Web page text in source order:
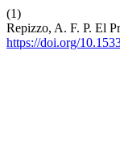
(1)
Repizzo, A. F. P. El
https://doi.org/